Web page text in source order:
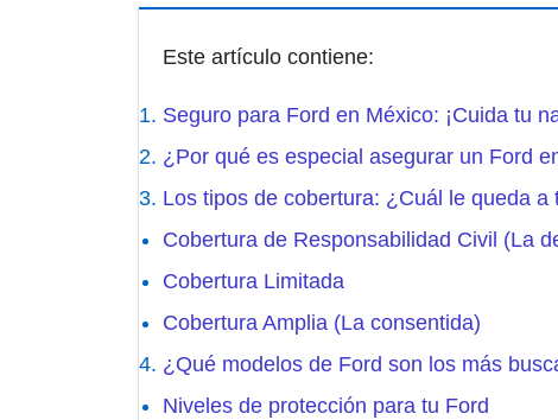
Este artículo contiene:
Seguro para Ford en México: ¡Cuida tu
¿Por qué es especial asegurar un Ford
Los tipos de cobertura: ¿Cuál le queda a
Cobertura de Responsabilidad Civil (La
Cobertura Limitada
Cobertura Amplia (La consentida)
¿Qué modelos de Ford son los más
Niveles de protección para tu Ford